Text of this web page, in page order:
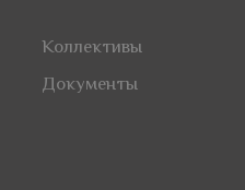
Коллективы
Документы